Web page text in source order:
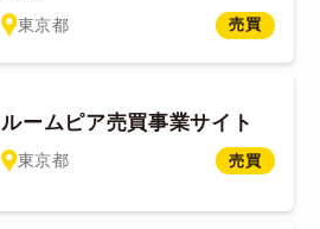
東京都 売買
ルームピア売買事業サイト
東京都 売買